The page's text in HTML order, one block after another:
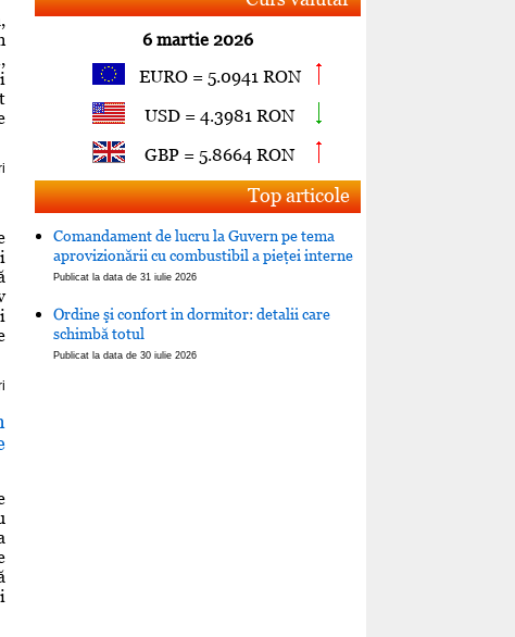
6 martie 2026
EURO = 5.0941 RON
USD = 4.3981 RON
GBP = 5.8664 RON
Top articole
Comandament de lucru la Guvern pe tema
aprovizionării cu combustibil a pieţei interne
Publicat la data de 31 iulie 2026
Ordine şi confort in dormitor: detalii care
schimbă totul
Publicat la data de 30 iulie 2026